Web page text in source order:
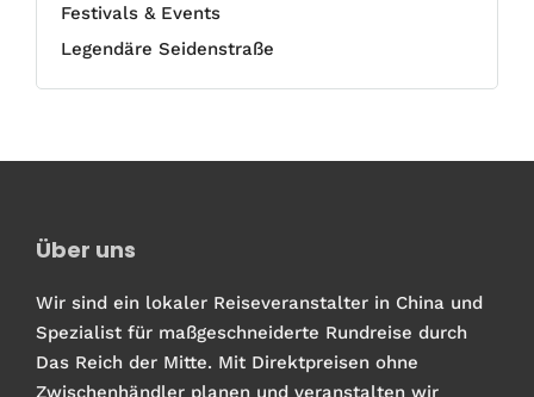
Festivals & Events
Legendäre Seidenstraße
Über uns
Wir sind ein lokaler Reiseveranstalter in China und
Spezialist für maßgeschneiderte Rundreise durch
Das Reich der Mitte. Mit Direktpreisen ohne
Zwischenhändler planen und veranstalten wir